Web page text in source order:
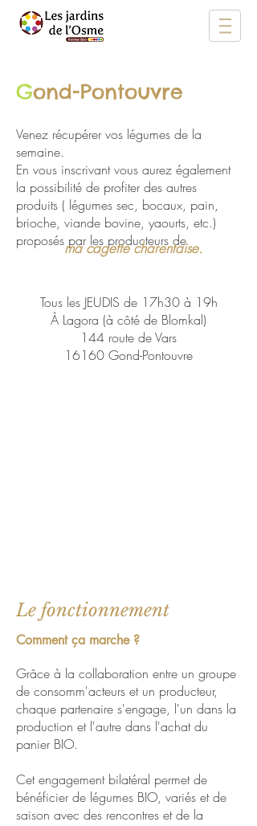
Gond-Pontouvre
Venez récupérer vos légumes de la
semaine.
En vous inscrivant vous aurez également
la possibilité de profiter des autres
produits ( légumes sec, bocaux, pain,
brioche, viande bovine, yaourts, etc.)
proposés par les producteurs de
ma cagette charentaise.
Tous les JEUDIS de 17h30 à 19h
À Lagora (à côté de Blomkal)
144 route de Vars
16160 Gond-Pontouvre
Le fonctionnement
Comment ça marche ?
Grâce à la collaboration entre un groupe
de consomm'acteurs et un producteur,
chaque partenaire s'engage, l'un dans la
production et l'autre dans l'achat du
panier BIO.
Cet engagement bilatéral permet de
bénéficier de légumes BIO, variés et de
saison avec des rencontres et de la